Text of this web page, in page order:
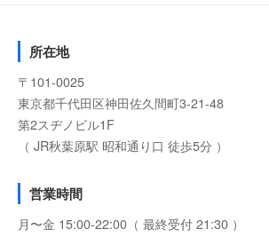
所在地
〒101-0025
東京都千代田区神田佐久間町3-21-48
第2スヂノビル1F
（ JR秋葉原駅 昭和通り口 徒歩5分 ）
営業時間
月〜金 15:00-22:00（ 最終受付 21:30 ）